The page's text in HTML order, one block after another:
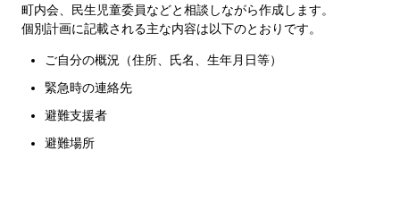
町内会、民生児童委員などと相談しながら作成します。
個別計画に記載される主な内容は以下のとおりです。
ご自分の概況（住所、氏名、生年月日等）
緊急時の連絡先
避難支援者
避難場所